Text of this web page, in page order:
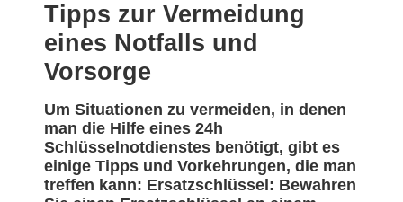
Tipps zur Vermeidung
eines Notfalls und
Vorsorge
Um Situationen zu vermeiden, in denen
man die Hilfe eines 24h
Schlüsselnotdienstes benötigt, gibt es
einige Tipps und Vorkehrungen, die man
treffen kann: Ersatzschlüssel: Bewahren